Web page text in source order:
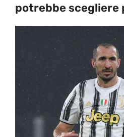
potrebbe scegliere